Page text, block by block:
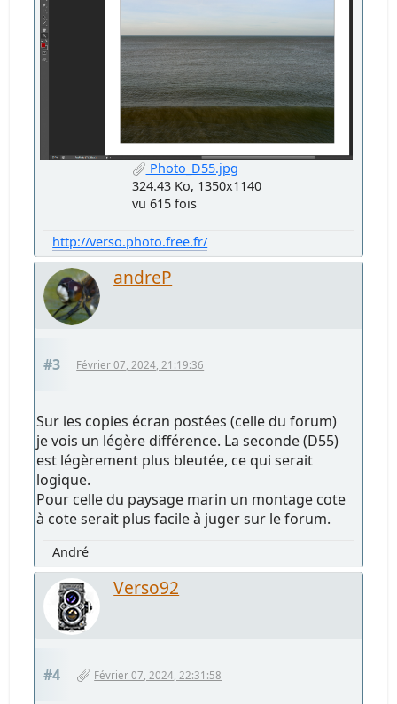
Photo_D55.jpg
324.43 Ko, 1350x1140
vu 615 fois
http://verso.photo.free.fr/
andreP
#3 Février 07, 2024, 21:19:36
Sur les copies écran postées (celle du forum)
je vois un légère différence. La seconde (D55)
est légèrement plus bleutée, ce qui serait
logique.
Pour celle du paysage marin un montage cote
à cote serait plus facile à juger sur le forum.
André
Verso92
#4 Février 07, 2024, 22:31:58